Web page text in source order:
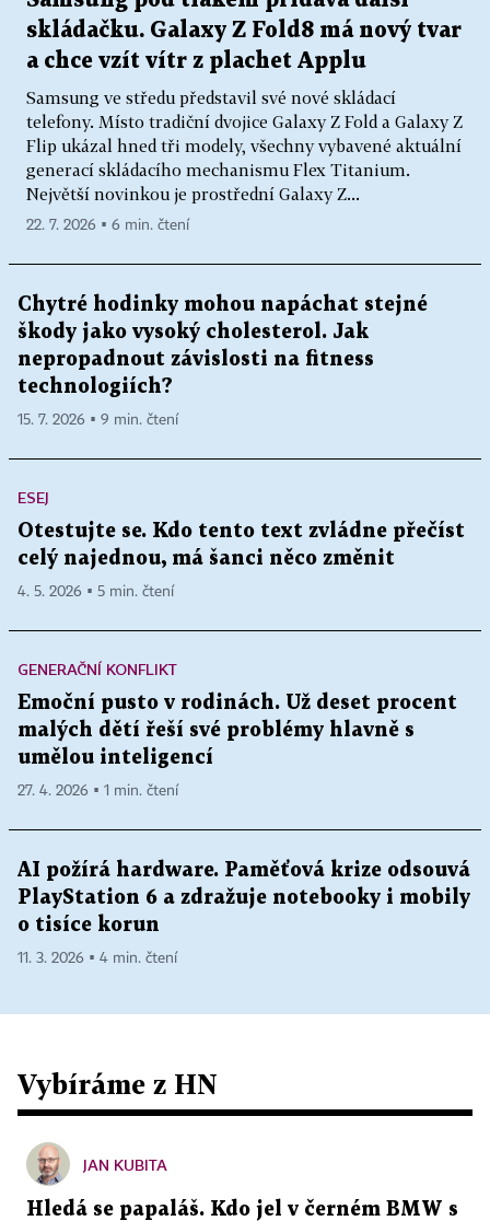
skládačku. Galaxy Z Fold8 má nový tvar
a chce vzít vítr z plachet Applu
Samsung ve středu představil své nové skládací
telefony. Místo tradiční dvojice Galaxy Z Fold a Galaxy Z
Flip ukázal hned tři modely, všechny vybavené aktuální
generací skládacího mechanismu Flex Titanium.
Největší novinkou je prostřední Galaxy Z...
22. 7. 2026 ▪ 6 min. čtení
Chytré hodinky mohou napáchat stejné
škody jako vysoký cholesterol. Jak
nepropadnout závislosti na fitness
technologiích?
15. 7. 2026 ▪ 9 min. čtení
ESEJ
Otestujte se. Kdo tento text zvládne přečíst
celý najednou, má šanci něco změnit
4. 5. 2026 ▪ 5 min. čtení
GENERAČNÍ KONFLIKT
Emoční pusto v rodinách. Už deset procent
malých dětí řeší své problémy hlavně s
umělou inteligencí
27. 4. 2026 ▪ 1 min. čtení
AI požírá hardware. Paměťová krize odsouvá
PlayStation 6 a zdražuje notebooky i mobily
o tisíce korun
11. 3. 2026 ▪ 4 min. čtení
Vybíráme z HN
JAN KUBITA
Hledá se papaláš. Kdo jel v černém BMW s